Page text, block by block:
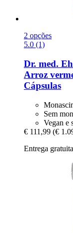
2 opções
5.0 (1)
Dr. med.
Arroz
Cápsulas
Sem
Vegan e
€ 111,99 (€
Entrega